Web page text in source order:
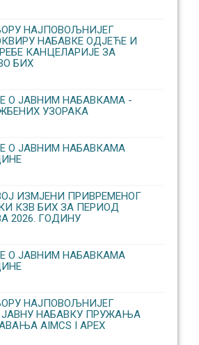
НАЈПОВОЉНИЈЕГ
НАБАВКЕ ОДЈЕЋЕ И
КАНЦЕЛАРИЈЕ ЗА
БИХ
О ЈАВНИМ НАБАВКАМА -
УЗОРАКА
О ЈАВНИМ НАБАВКАМА
ИЗМЈЕНИ ПРИВРЕМЕНОГ
КЗВ БИХ ЗА ПЕРИОД
2026. ГОДИНУ
О ЈАВНИМ НАБАВКАМА
НАЈПОВОЉНИЈЕГ
НАБАВКУ ПРУЖАЊА
AIMCS I APEX